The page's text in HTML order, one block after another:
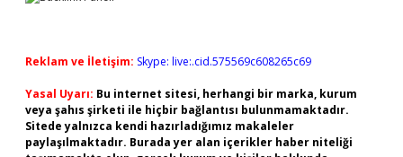
Reklam ve İletişim: Skype: live:.cid.575569c608265c69
Yasal Uyarı: Bu internet sitesi, herhangi bir marka, kurum
veya şahıs şirketi ile hiçbir bağlantısı bulunmamaktadır.
Sitede yalnızca kendi hazırladığımız makaleler
paylaşılmaktadır. Burada yer alan içerikler haber niteliği